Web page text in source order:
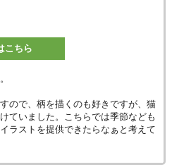
こちら
ので、柄を描くのも好きですが、猫
ていました。こちらでは季節なども
ラストを提供できたらなぁと考えて